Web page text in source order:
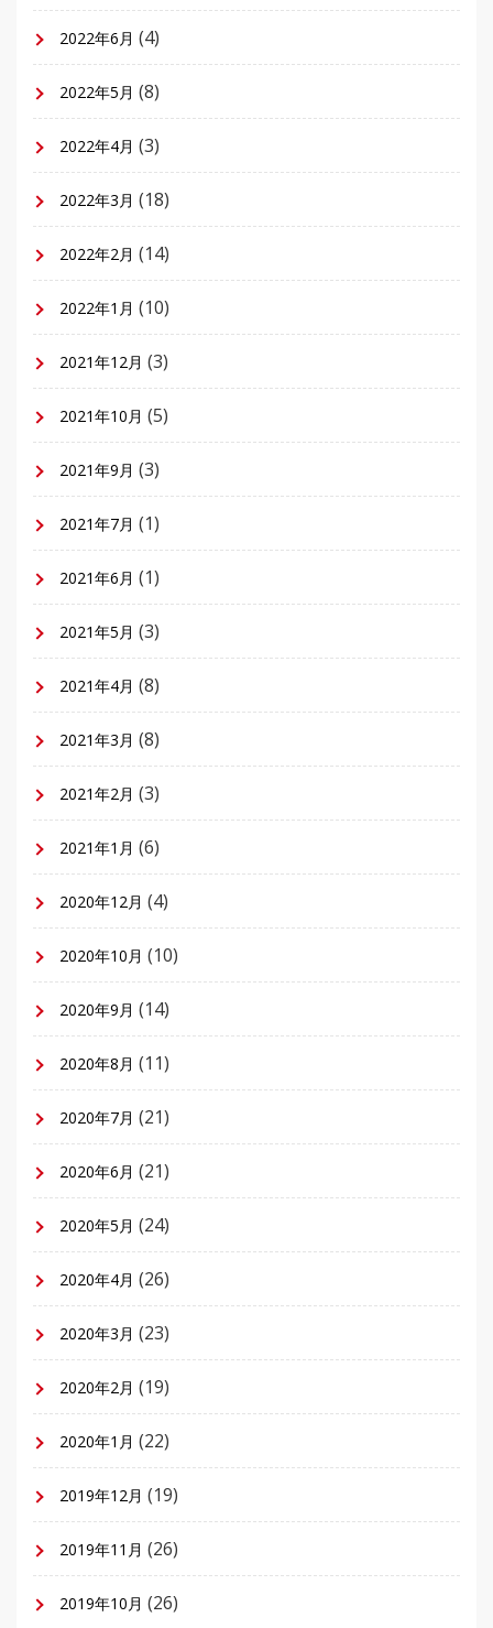
2022年6月 (4)
2022年5月 (8)
2022年4月 (3)
2022年3月 (18)
2022年2月 (14)
2022年1月 (10)
2021年12月 (3)
2021年10月 (5)
2021年9月 (3)
2021年7月 (1)
2021年6月 (1)
2021年5月 (3)
2021年4月 (8)
2021年3月 (8)
2021年2月 (3)
2021年1月 (6)
2020年12月 (4)
2020年10月 (10)
2020年9月 (14)
2020年8月 (11)
2020年7月 (21)
2020年6月 (21)
2020年5月 (24)
2020年4月 (26)
2020年3月 (23)
2020年2月 (19)
2020年1月 (22)
2019年12月 (19)
2019年11月 (26)
2019年10月 (26)